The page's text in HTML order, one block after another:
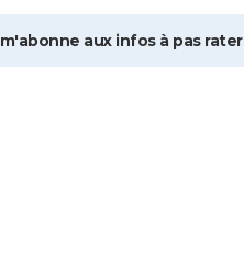
aux infos à pas rater